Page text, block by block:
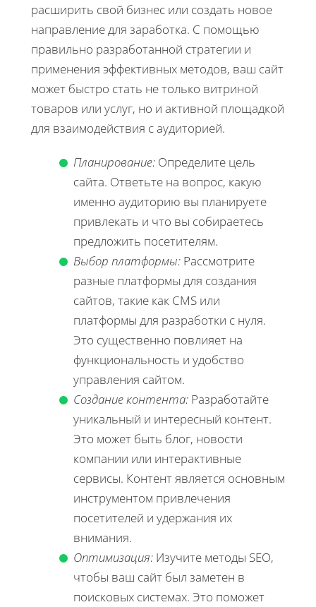
расширить свой бизнес или создать новое
направление для заработка. С помощью
правильно разработанной стратегии и
применения эффективных методов, ваш сайт
может быстро стать не только витриной
товаров или услуг, но и активной площадкой
для взаимодействия с аудиторией.
Планирование: Определите цель
сайта. Ответьте на вопрос, какую
именно аудиторию вы планируете
привлекать и что вы собираетесь
предложить посетителям.
Выбор платформы: Рассмотрите
разные платформы для создания
сайтов, такие как CMS или
платформы для разработки с нуля.
Это существенно повлияет на
функциональность и удобство
управления сайтом.
Создание контента: Разработайте
уникальный и интересный контент.
Это может быть блог, новости
компании или интерактивные
сервисы. Контент является основным
инструментом привлечения
посетителей и удержания их
внимания.
Оптимизация: Изучите методы SEO,
чтобы ваш сайт был заметен в
поисковых системах. Это поможет